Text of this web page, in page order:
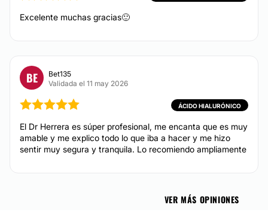
Hilos tensores
Carboxiterapia
Criolipólisis
Plasma Rico en Plaquetas
Eliminar grasa localizada
Excelente muchas gracias🙂
BE
Bet135
Validada el 11 may 2026
ÁCIDO HIALURÓNICO
El Dr Herrera es súper profesional, me encanta que es muy
amable y me explico todo lo que iba a hacer y me hizo
sentir muy segura y tranquila. Lo recomiendo ampliamente
VER MÁS OPINIONES